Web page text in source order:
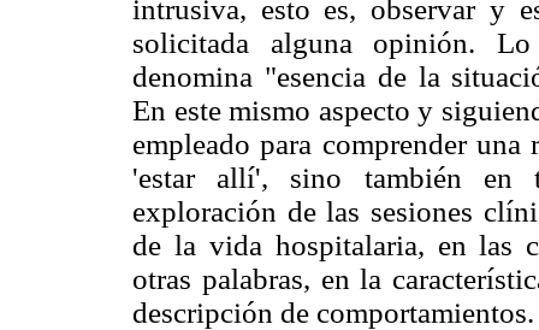
intrusiva, esto es, observar y
solicitada alguna opinión.
denomina "esencia de la
En este mismo aspecto y
empleado para comprender
'estar allí', sino también en
exploración de las sesiones
de la vida hospitalaria, en las
otras palabras, en la
descripción de comportamientos.